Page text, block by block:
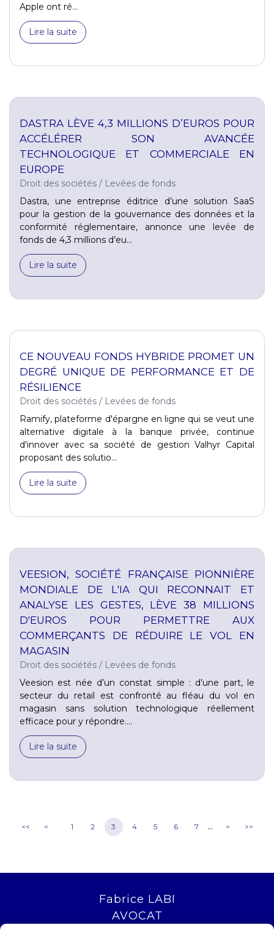
Apple ont ré...
Lire la suite
DASTRA LÈVE 4,3 MILLIONS D’EUROS POUR
ACCÉLÉRER SON AVANCÉE
TECHNOLOGIQUE ET COMMERCIALE EN
EUROPE
Droit des sociétés / Levées de fonds
Dastra, une entreprise éditrice d’une solution SaaS
pour la gestion de la gouvernance des données et la
conformité réglementaire, annonce une levée de
fonds de 4,3 millions d’eu...
Lire la suite
CE NOUVEAU FONDS HYBRIDE PROMET UN
DEGRÉ UNIQUE DE PERFORMANCE ET DE
RÉSILIENCE
Droit des sociétés / Levées de fonds
Ramify, plateforme d'épargne en ligne qui se veut une
alternative digitale à la banque privée, continue
d'innover avec sa société de gestion Valhyr Capital
proposant des solutio...
Lire la suite
VEESION, SOCIÉTÉ FRANÇAISE PIONNIÈRE
MONDIALE DE L'IA QUI RECONNAIT ET
ANALYSE LES GESTES, LÈVE 38 MILLIONS
D'EUROS POUR PERMETTRE AUX
COMMERÇANTS DE RÉDUIRE LE VOL EN
MAGASIN
Droit des sociétés / Levées de fonds
Veesion est née d’un constat simple : d’une part, le
secteur du retail est confronté au fléau du vol en
magasin sans solution technologique réellement
efficace pour y répondre....
Lire la suite
<< < 1 2 3 4 5 6 7 ... > >>
Fabrice LABI
AVOCAT